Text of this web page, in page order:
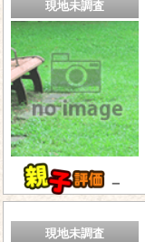
現地未調査
－
現地未調査